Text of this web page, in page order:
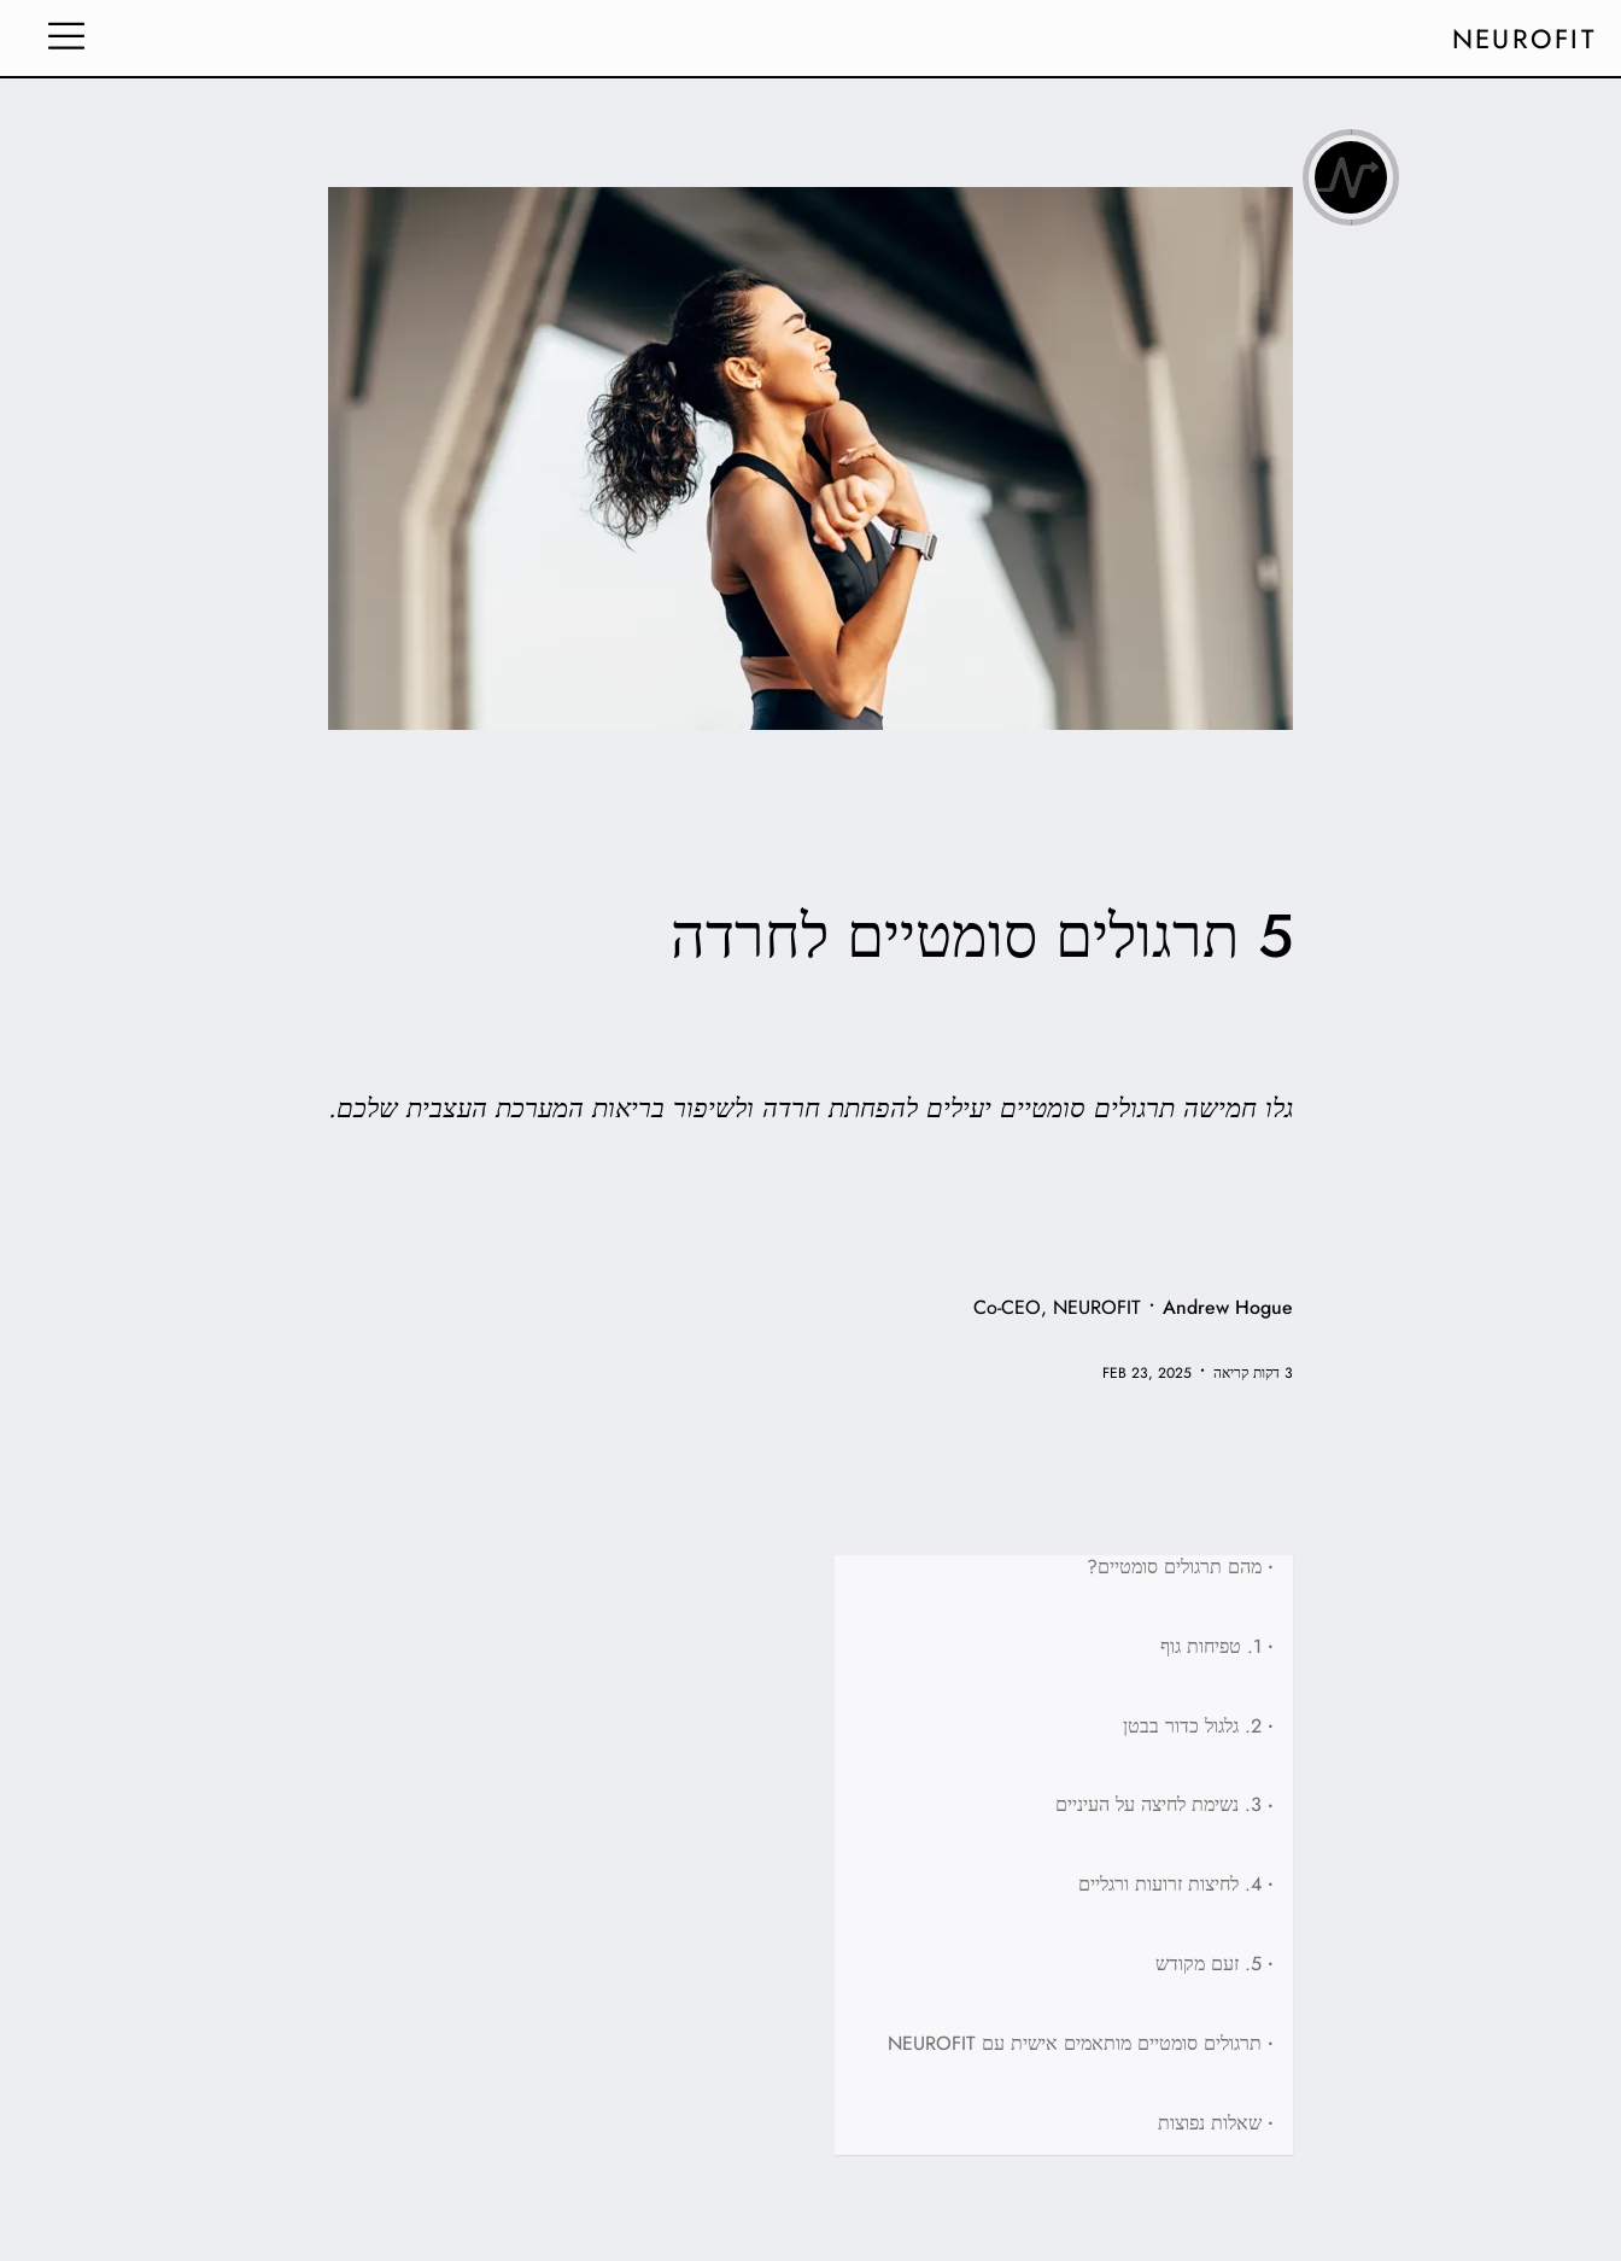
NEUROFIT
5 תרגולים סומטיים לחרדה
גלו חמישה תרגולים סומטיים יעילים להפחתת חרדה ולשיפור בריאות המערכת העצבית שלכם.
Andrew Hogue
•
Co-CEO, NEUROFIT
3 דקות קריאה •
FEB 23, 2025
• מהם תרגולים סומטיים?
• 1. טפיחות גוף
• 2. גלגול כדור בבטן
• 3. נשימת לחיצה על העיניים
• 4. לחיצות זרועות ורגליים
• 5. זעם מקודש
• תרגולים סומטיים מותאמים אישית עם NEUROFIT
• שאלות נפוצות